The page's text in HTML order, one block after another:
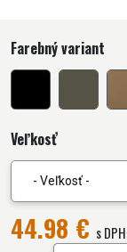
Farebný variant
Veľkosť
- Veľkosť -
44.98 € s DPH